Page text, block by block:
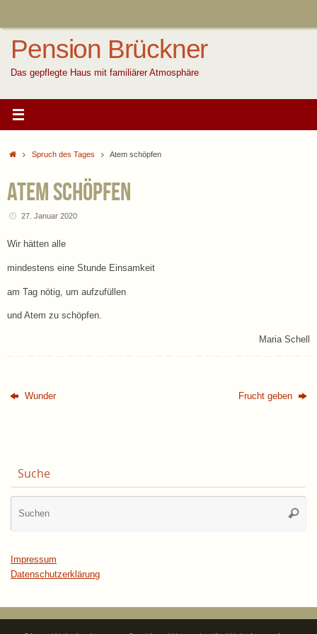
Pension Brückner
Das gepflegte Haus mit familiärer Atmosphäre
StartSpruch des Tages Atem schöpfen
Atem schöpfen
27. Januar 2020
Wir hätten alle
mindestens eine Stunde Einsamkeit
am Tag nötig, um aufzufüllen
und Atem zu schöpfen.
Maria Schell
Wunder Frucht geben
Suche
Impressum
Datenschutzerklärung